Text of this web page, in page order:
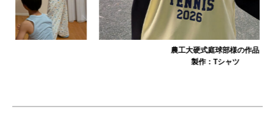
農工大硬式庭球部様の作品